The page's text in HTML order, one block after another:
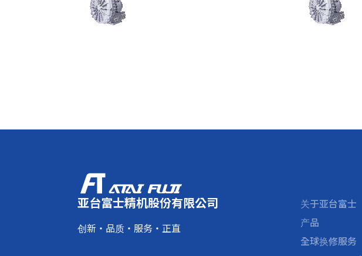
亚台富士精机股份有限公司
创新・品质・服务・正直
关于亚台富士
产品
全球换修服务